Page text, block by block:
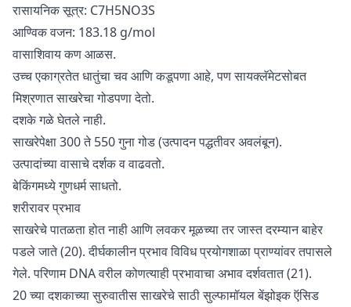
रासायनिक सूत्र: C7H5NO3S
आण्विक वजन: 183.18 g/mol
वासाशिवाय कण आळस.
उच्च एकाग्रतेत धातुंचा चव आणि कडूपणा आहे, पण सायक्लॅमेटसोबत
मिश्रणात साखरेचा गोडपणा देतो.
दशके गळे घेतले नाही.
साखरेपेक्षा 300 ते 550 गुना गोड (उत्पादन पद्धतीवर अवलंबून).
उत्पादांच्या वासाचे दर्शक व वाढवतो.
बेकिंगमध्ये गुणधर्म साधतो.
शरीरावर प्रभाव
साखरेचे पातळता होत नाही आणि लवकर मूळच्या तर जास्त दरम्यान बाहेर
पडले जाते (20). दीर्घकालीन प्रभाव विविध प्रयोगशाळा प्राण्यांवर तपासले
गेले. परिणाम DNA वरील कोणत्याही प्रभावाचा अभाव दर्शवतात (21).
20 च्या दशकाच्या सुरुवातीस साखरेचे साठी सुल्फामॉयल बेंझोइक ऍसिड